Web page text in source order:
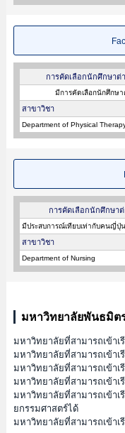
การคัดเลือกนักศึกษาต่
มีการคัดเลือกนักศึกษ
สาขาวิชา
Department of Physical Therapy
การคัดเลือกนักศึกษา
มีประสบการณ์เทียบเท่ากับคนญี่ปุ่
สาขาวิชา
Department of Nursing
มหาวิทยาลัยพันธมิต
มหาวิทยาลัยที่สามารถเข้า
มหาวิทยาลัยที่สามารถเข้า
มหาวิทยาลัยที่สามารถเข้า
มหาวิทยาลัยที่สามารถเข้า
มหาวิทยาลัยที่สามารถเข้า
ยกรรมศาสตร์ได้
มหาวิทยาลัยที่สามารถเข้า